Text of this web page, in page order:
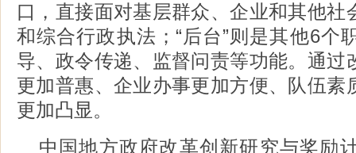
口，直接面对基层群众、企业和其他社
和综合行政执法；“后台”则是其他6个
导、政令传递、监督问责等功能。通过
更加普惠、企业办事更加方便、队伍素
更加凸显。
中国地方政府改革创新研究与奖励